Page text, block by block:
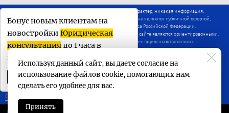
Бонус новым клиентам на
новостройки Юридическая
консультация до 1 часа в
подарок
Получить бонус
Используя данный сайт, вы даете согласие на
использование файлов cookie, помогающих нам
сделать его удобнее для вас.
Принять
Настоящий сайт носит исключительно информационный характер, никакая информация,
материалы, опубликованные на нём, ни при каких условиях не являются публичной офертой,
определяемой положениями статьи 437 Гражданского кодекса Российской Федерации.
Визуализации и планировки представленные на настоящем сайте являются ориентировочными.
Застройщики вправе вносить изменения в проектную документацию в соответствии с
действующим законодательством.
Сделано вБИЗНЕС-СТАРТЕР
Ссылка